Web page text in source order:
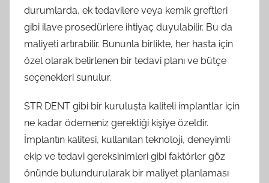
durumlarda, ek tedavilere veya kemik greftleri
gibi ilave prosedürlere ihtiyaç duyulabilir. Bu da
maliyeti artırabilir. Bununla birlikte, her hasta için
özel olarak belirlenen bir tedavi planı ve bütçe
seçenekleri sunulur.
STR DENT gibi bir kuruluşta kaliteli implantlar için
ne kadar ödemeniz gerektiği kişiye özeldir.
İmplantın kalitesi, kullanılan teknoloji, deneyimli
ekip ve tedavi gereksinimleri gibi faktörler göz
önünde bulundurularak bir maliyet planlaması